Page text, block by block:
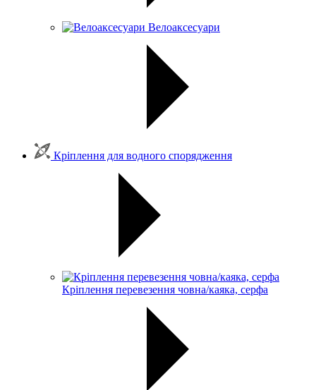
Велоаксесуари
Кріплення для водного спорядження
Кріплення перевезення човна/каяка, серфа